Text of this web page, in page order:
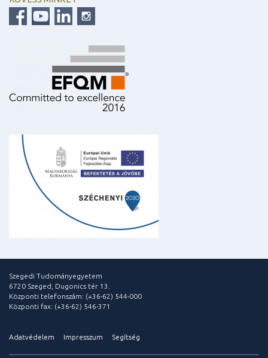
Szegedi Tudományegyetem
6720 Szeged, Dugonics tér 13.
Központi telefonszám: (+36-62) 544-000
Központi fax: (+36-62) 546-371
Adatvédelem Impresszum Segítség